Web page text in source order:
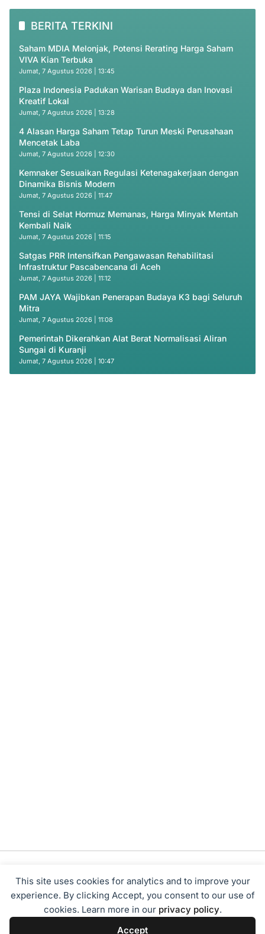
This site uses cookies for analytics and to improve your
experience. By clicking Accept, you consent to our use of
cookies. Learn more in our privacy policy.
Accept
BERITA TERKINI
Saham MDIA Melonjak, Potensi Rerating Harga Saham
VIVA Kian Terbuka
Jumat, 7 Agustus 2026 | 13:45
Plaza Indonesia Padukan Warisan Budaya dan Inovasi
Kreatif Lokal
Jumat, 7 Agustus 2026 | 13:28
4 Alasan Harga Saham Tetap Turun Meski Perusahaan
Mencetak Laba
Jumat, 7 Agustus 2026 | 12:30
Kemnaker Sesuaikan Regulasi Ketenagakerjaan dengan
Dinamika Bisnis Modern
Jumat, 7 Agustus 2026 | 11:47
Tensi di Selat Hormuz Memanas, Harga Minyak Mentah
Kembali Naik
Jumat, 7 Agustus 2026 | 11:15
Satgas PRR Intensifkan Pengawasan Rehabilitasi
Infrastruktur Pascabencana di Aceh
Jumat, 7 Agustus 2026 | 11:12
PAM JAYA Wajibkan Penerapan Budaya K3 bagi Seluruh
Mitra
Jumat, 7 Agustus 2026 | 11:08
Pemerintah Dikerahkan Alat Berat Normalisasi Aliran
Sungai di Kuranji
Jumat, 7 Agustus 2026 | 10:47
Tentang Kami Redaksi Disclaimer
Privacy Policy
Pedoman Media Siber